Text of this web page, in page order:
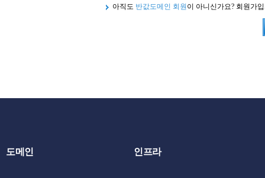
아직도 반값도메인 회원 이 아니신가요? 회원가
도메인 인프라